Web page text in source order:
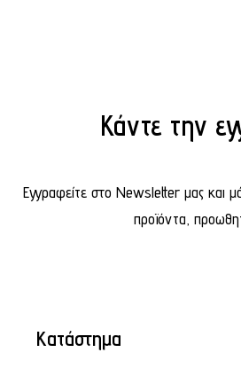
Κάντε την
Εγγραφείτε στο Newsletter μας και
προϊόντα,
Κατάστημα